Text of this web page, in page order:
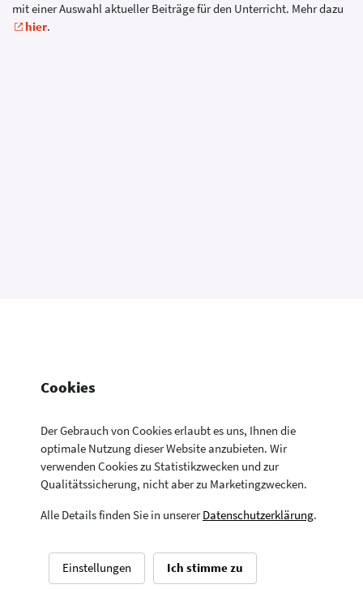
Cookies
Der Gebrauch von Cookies erlaubt es uns, Ihnen die
optimale Nutzung dieser Website anzubieten. Wir
verwenden Cookies zu Statistikzwecken und zur
Qualitätssicherung, nicht aber zu Marketingzwecken.
Alle Details finden Sie in unsererDatenschutzerklärung.
Einstellungen Ich stimme zu
mit einer Auswahl aktueller Beiträge für den Unterricht. Mehr dazu
hier.
Konsumentenfragen Newsletter
Aktuelle Neuigkeiten aus allen Bereichen der
Konsumentenfragen
Newsletter Kontakt
Datenschutzerklärung